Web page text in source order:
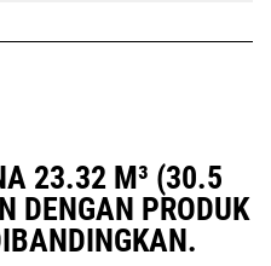
23.32 M³ (30.5
DENGAN PRODUK